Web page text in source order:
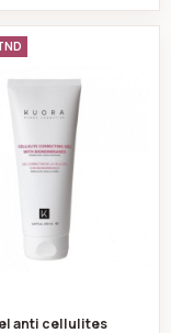
anti cellulites